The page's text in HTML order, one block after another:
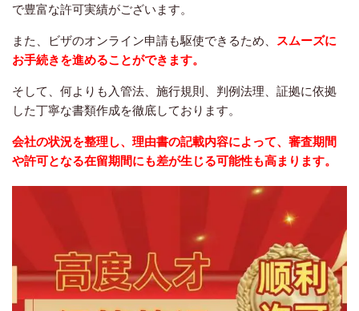
で豊富な許可実績がございます。
また、ビザのオンライン申請も駆使できるため、
スムーズに
お手続きを進めることができます。
そして、何よりも入管法、施行規則、判例法理、証拠に依拠
した丁寧な書類作成を徹底しております。
会社の状況を整理し、理由書の記載内容によって、審査期間
や許可となる在留期間にも差が生じる可能性も高まります。